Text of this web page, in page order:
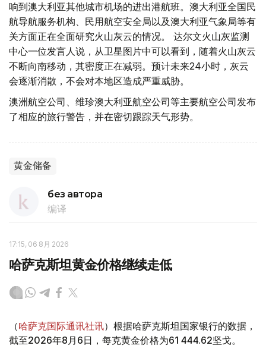
响到澳大利亚其他城市机场的进出港航班。澳大利亚全国民
航导航服务机构、民用航空安全局以及澳大利亚气象局等有
关方面正在全面研究火山灰云的情况。 达尔文火山灰监测
中心一位发言人说，从卫星图片中可以看到，随着火山灰云
不断向南移动，其密度正在减弱。预计未来24小时，灰云
会逐渐消散，不会对本地区造成严重威胁。
澳洲航空公司、维珍澳大利亚航空公司等主要航空公司发布
了相应的旅行警告，并在密切跟踪天气形势。
黄金储备
без автора
编译
17:15, 06 8月 2026
哈萨克斯坦黄金价格继续走低
（哈萨克国际通讯社讯）根据哈萨克斯坦国家银行的数据，
截至2026年8月6日，每克黄金价格为61 444.62坚戈。